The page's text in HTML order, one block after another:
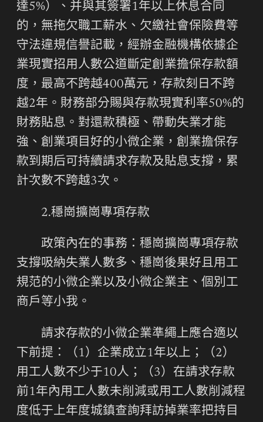
達5%）、并與其簽署1年以上休息合同
的，無拖欠職工薪水、欠繳社會保險費等
守法違規信譽記載，經辦金融機構依據企
業現實招用人數公道斷定創業擔保存款額
度，最高不跨越400萬元，存款刻日不跨
越2年。財務部分賜與存款現實利率50%的
財務貼息。對還款積極、帶動失業才能
強、創業項目好的小微企業，創業擔保存
款到期后可持續請求存款及貼息支撐，累
計次數不跨越3次。
2.穩崗擴崗專項存款
政策內在的事務：穩崗擴崗專項存款
支撐吸納失業人數多、穩崗後果好且用工
規范的小微企業以及小微企業主、個別工
商戶等小我。
請求存款的小微企業準繩上應合適以
下前提：（1）企業成立1年以上；（2）
用工人數不少于10人；（3）在請求存款
前1年內用工人數未削減或用工人數削減程
度低于上年度城鎮查詢拜訪掉業率把持目